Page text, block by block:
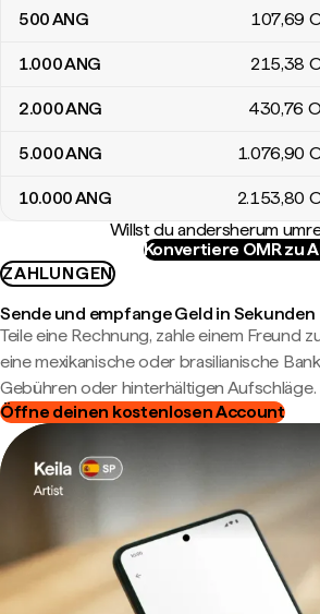
500ANG 107,69
1.000ANG 215,38
2.000ANG 430,76
5.000ANG 1.076,90
10.000ANG 2.153,80
Willst du andersherum
Konvertiere OMR zu
ZAHLUNGEN
Sende und empfange Geld in Sekunden
Teile eine Rechnung, zahle einem Freund
eine mexikanische oder brasilianische
Gebühren oder hinterhältigen Aufschläge.
Öffne deinen kostenlosen Account